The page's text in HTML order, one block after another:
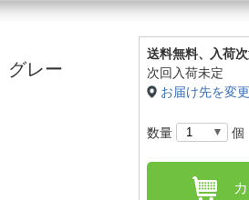
ト取り置き
情報・店舗一覧
グレー
送料無料、
入荷
次回入荷未定
お届け先を変
数量 個